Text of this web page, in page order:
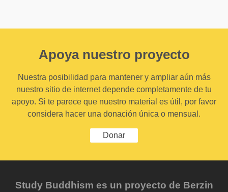
Apoya nuestro proyecto
Nuestra posibilidad para mantener y ampliar aún más
nuestro sitio de internet depende completamente de tu
apoyo. Si te parece que nuestro material es útil, por favor
considera hacer una donación única o mensual.
Donar
Study Buddhism es un proyecto de Berzin